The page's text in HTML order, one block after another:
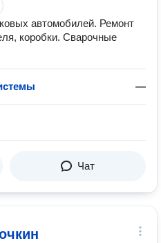
автомобилей. Ремонт
коробки. Сварочные
—
Чат